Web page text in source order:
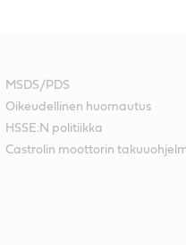
MSDS/PDS
Oikeudellinen huomautus
HSSE:N politiikka
Castrolin moottorin